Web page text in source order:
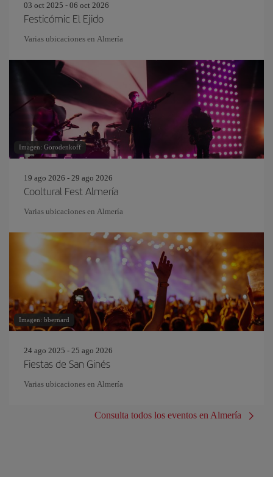
03 oct 2025 - 06 oct 2026
Festicómic El Ejido
Varias ubicaciones en Almería
Imagen: Gorodenkoff
19 ago 2026 - 29 ago 2026
Cooltural Fest Almería
Varias ubicaciones en Almería
Imagen: bbernard
24 ago 2025 - 25 ago 2026
Fiestas de San Ginés
Varias ubicaciones en Almería
Consulta todos los eventos en Almería